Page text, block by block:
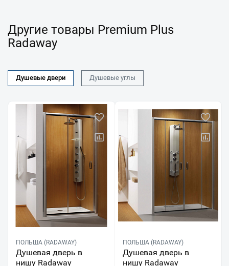
Другие товары Premium Plus
Radaway
Душевые двери Душевые углы
ПОЛЬША (RADAWAY)
Душевая дверь в
нишу Radaway
ПОЛЬША (RADAWAY)
Душевая дверь в
нишу Radaway